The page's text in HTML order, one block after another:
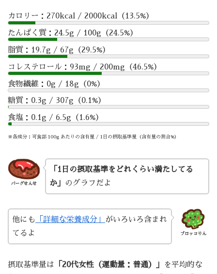
カロリー：270kcal / 2000kcal（13.5%）
たんぱく質：24.5g / 100g（24.5%）
脂質：19.7g / 67g（29.5%）
コレステロール：93mg / 200mg（46.5%）
食物繊維：0g / 18g（0%）
糖質：0.3g / 307g（0.1%）
食塩：0.1g / 6.5g（1.6%）
※各成分：可食部 100g あたりの含有量 / 1日の摂取基準量（含有量の割合%）
バーグせんせ
「1日の摂取基準をどれくらい満たしてる
か」
のグラフだよ
ブロッコりん
他にも 「詳細な栄養成分」
がいろいろ含まれ
てるよ
摂取基準量は 「20代女性（運動量：普通）」
を平均的な